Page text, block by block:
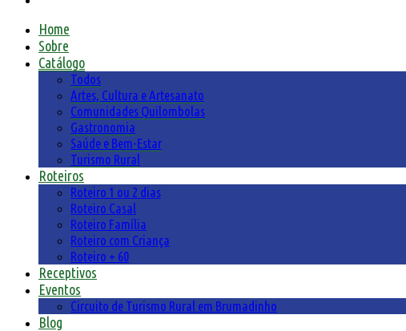
Home
Sobre
Catálogo
Todos
Artes, Cultura e Artesanato
Comunidades Quilombolas
Gastronomia
Saúde e Bem-Estar
Turismo Rural
Roteiros
Roteiro 1 ou 2 dias
Roteiro Casal
Roteiro Família
Roteiro com Criança
Roteiro + 60
Receptivos
Eventos
Circuito de Turismo Rural em Brumadinho
Blog